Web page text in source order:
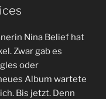
Nina Belief hat
Zwar gab es
oder
Album wartete
Bis jetzt. Denn